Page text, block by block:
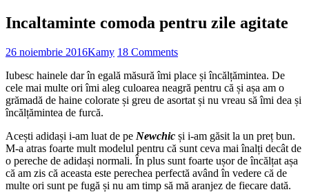
Incaltaminte comoda pentru zile agitate
26 noiembrie 2016Kamy 18 Comments
Iubesc hainele dar în egală măsură îmi place și încălțămintea. De
cele mai multe ori îmi aleg culoarea neagră pentru că și așa am o
grămadă de haine colorate și greu de asortat și nu vreau să îmi dea și
încălțămintea de furcă.
Acești adidași i-am luat de pe Newchic și i-am găsit la un preț bun.
M-a atras foarte mult modelul pentru că sunt ceva mai înalți decât de
o pereche de adidași normali. În plus sunt foarte ușor de încălțat așa
că am zis că aceasta este perechea perfectă având în vedere că de
multe ori sunt pe fugă și nu am timp să mă aranjez de fiecare dată.